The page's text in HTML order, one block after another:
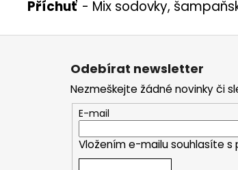
Příchuť - Mix sodovky,
Z
Odebírat newsletter
Nezmeškejte žádné novinky či
E-mail
Vložením e-mailu souhlasíte s